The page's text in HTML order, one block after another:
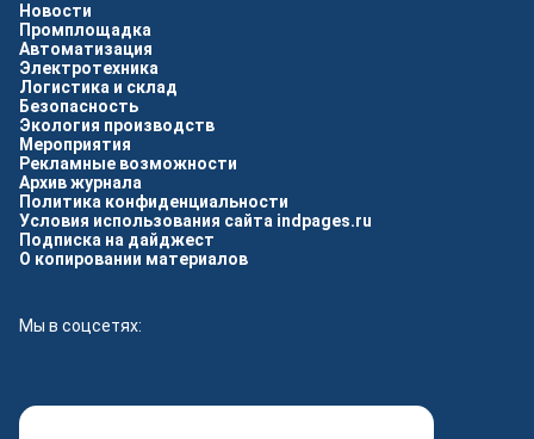
Новости
Промплощадка
Автоматизация
Электротехника
Логистика и склад
Безопасность
Экология производств
Мероприятия
Рекламные возможности
Архив журнала
Политика конфиденциальности
Условия использования сайта indpages.ru
Подписка на дайджест
О копировании материалов
Мы в соцсетях: